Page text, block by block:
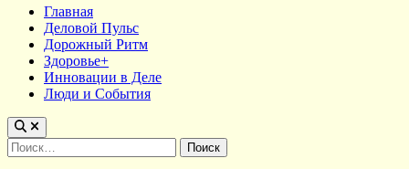
Главная
Деловой Пульс
Дорожный Ритм
Здоровье+
Инновации в Деле
Люди и События
Найти: